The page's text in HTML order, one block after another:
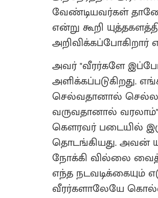
வேண்டியவர்கள்
என்று கூறி
அவர் "வீரர்களே
அளிக்கப்படுகிறது.
செல்வதானால்
வருவதானால்
கௌரவர் படையில்
தொடங்கியது. அவன்
நோக்கி வில்லை
எந்த நடவடிக்கையும்
வீரர்களாலேயே